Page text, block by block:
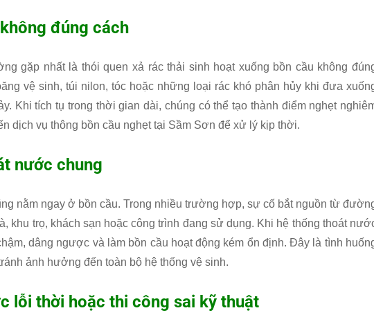
đúng cách
gặp nhất là thói quen xả rác thải sinh hoạt xuống bồn cầu không
vệ sinh, túi nilon, tóc hoặc những loại rác khó phân hủy khi đưa
Khi tích tụ trong thời gian dài, chúng có thể tạo thành điểm nghẹt
dịch vụ thông bồn cầu nghẹt tại Sầm Sơn để xử lý kịp thời.
nước chung
nằm ngay ở bồn cầu. Trong nhiều trường hợp, sự cố bắt nguồn từ
khu trọ, khách sạn hoặc công trình đang sử dụng. Khi hệ thống thoát
dâng ngược và làm bồn cầu hoạt động kém ổn định. Đây là tình
ảnh hưởng đến toàn bộ hệ thống vệ sinh.
lỗi thời hoặc thi công sai kỹ thuật